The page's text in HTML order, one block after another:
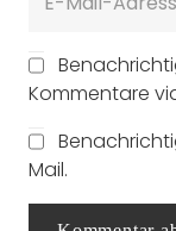
Kommentare
Mail.